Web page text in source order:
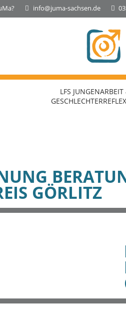
info@juma-sachsen.de
LFS JUNGENARBEIT
GÖRLITZ